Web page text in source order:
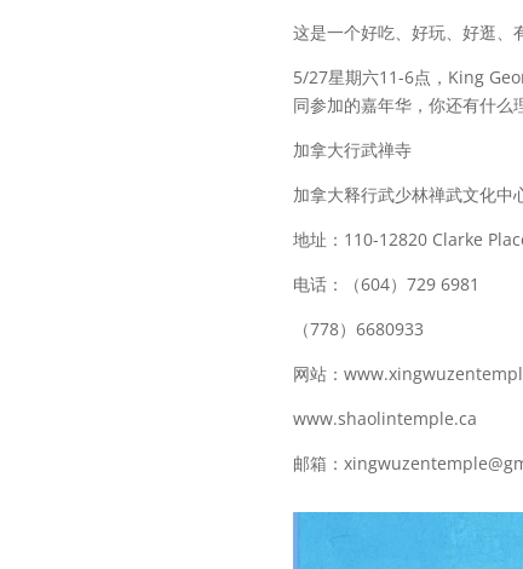
这是一个好吃、好玩、好逛、
5/27星期六11-6点，King
同参加的嘉年华，你还有什么
加拿大行武禅寺
加拿大释行武少林禅武文化中
地址：110-12820 Clarke
电话：（604）729 6981
（778）6680933
网站：
www.shaolintemple.ca
邮箱：